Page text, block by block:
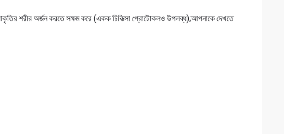
শরীর অর্জন করতে সক্ষম করে (একক চিকিত্সা প্রোটোকলও উপলব্ধ);আপনাকে দেখতে